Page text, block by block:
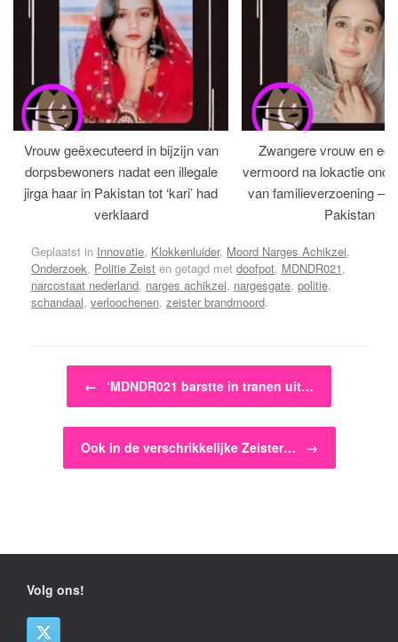
Vrouw geëxecuteerd in bijzijn van
dorpsbewoners nadat een illegale
jirga haar in Pakistan tot ‘kari’ had
verklaard
Zwangere vrouw en
vermoord na lokactie
van familieverzoening –
Pakistan
Geplaatst in Innovatie, Klokkenluider, Moord Narges Achikzei,
Onderzoek, Politie Zeist en getagd met doofpot, MDNDR021,
narcostaat nederland, narges achikzei, nargesgate, politie,
schandaal, verloochenen, zeister brandmoord.
Bericht navigatie
← ‘MDNDR021 barstte in tranen uit…
Ook in de verschrikkelijke Zeister… →
Volg ons!